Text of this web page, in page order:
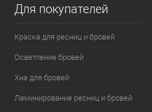
Для покупателей
Краска для ресниц и бровей
Осветление бровей
Хна для бровей
Ламинирование ресниц и бровей